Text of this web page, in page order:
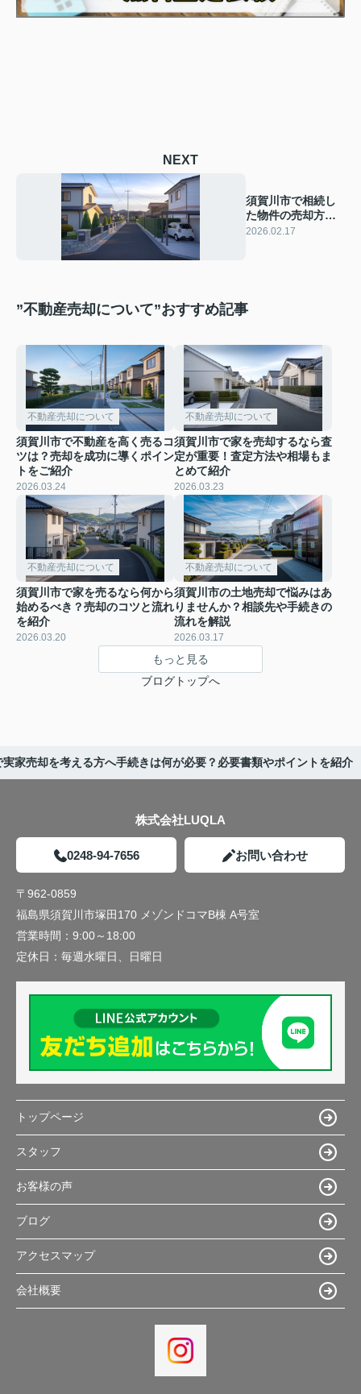
NEXT
須賀川市で相続し
た物件の売却方法
は？手続きや流れ
2026.02.17
”不動産売却について”おすすめ記事
不動産売却について
須賀川市で不動産を高く売るコ
ツは？売却を成功に導くポイン
トをご紹介
2026.03.24
不動産売却について
須賀川市で家を売却するなら査
定が重要！査定方法や相場もま
とめて紹介
2026.03.23
不動産売却について
須賀川市で家を売るなら何から
始めるべき？売却のコツと流れ
を紹介
2026.03.20
不動産売却について
須賀川市の土地売却で悩みはあ
りませんか？相談先や手続きの
流れを解説
2026.03.17
もっと見る
ブログトップへ
実家売却を考える方へ手続きは何が必要？必要書類やポイントを紹介
株式会社LUQLA
0248-94-7656 お問い合わせ
〒962-0859
福島県須賀川市塚田170 メゾンドコマB棟 A号室
営業時間： 9:00～18:00
定休日： 毎週水曜日、日曜日
トップページ
スタッフ
お客様の声
ブログ
アクセスマップ
会社概要